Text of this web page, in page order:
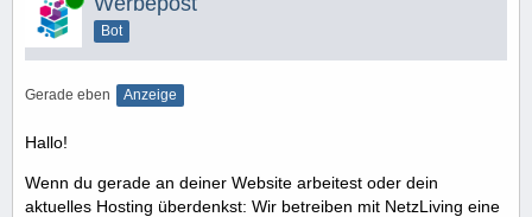
Bot
Gerade eben Anzeige
Hallo!
Wenn du gerade an deiner Website arbeitest oder dein
aktuelles Hosting überdenkst: Wir betreiben mit NetzLiving eine